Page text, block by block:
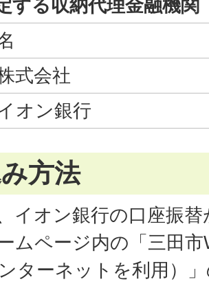
する収納代理金融機関
式会社
オン銀行
方法
イオン銀行の口座振
ムページ内の「三田
ターネットを利用）